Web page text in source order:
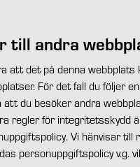
till andra
att det på denna webbplats
För det fall du följer
du besöker andra
regler för integritetsskydd
Vi hänvisar till
personuppgiftspolicy v.g.